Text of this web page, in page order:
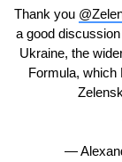
Thank you
a good
Ukraine, the
Formula, which
—